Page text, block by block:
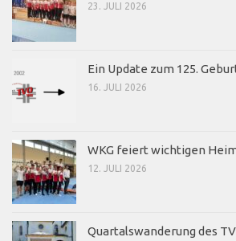
23. JULI 2026
Ein Update zum 125.
16. JULI 2026
WKG feiert wichtigen
12. JULI 2026
Quartalswanderung des